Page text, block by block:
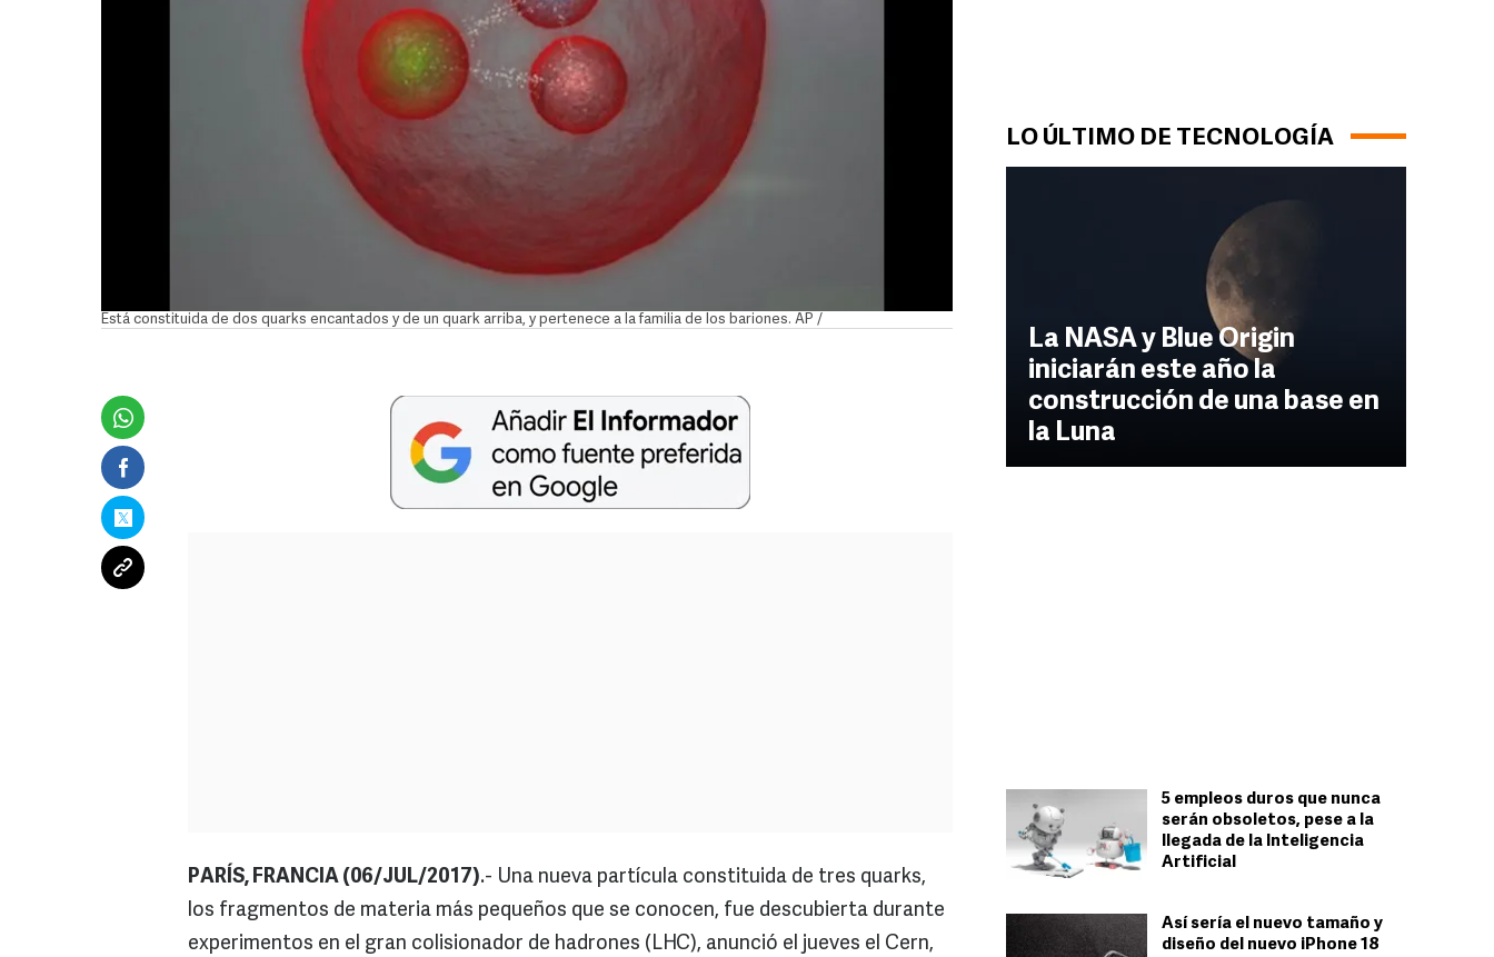
LO ÚLTIMO DE TECNOLOGÍA
La NASA y Blue Origin
iniciarán este año la
construcción de una base en
la Luna
5 empleos duros que nunca
serán obsoletos, pese a la
llegada de la Inteligencia
Artificial
Así sería el nuevo tamaño y
diseño del nuevo iPhone 18
Está constituida de dos quarks encantados y de un quark arriba, y pertenece a la familia de los bariones. AP /
PARÍS, FRANCIA (06/JUL/2017).- Una nueva partícula constituida de tres quarks,
los fragmentos de materia más pequeños que se conocen, fue descubierta durante
experimentos en el gran colisionador de hadrones (LHC), anunció el jueves el Cern,